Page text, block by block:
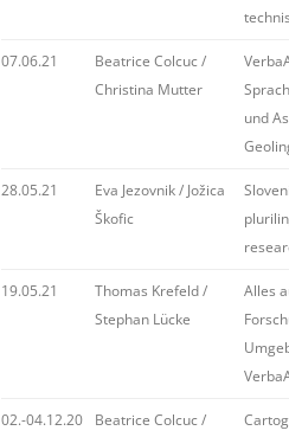
07.06.21
Beatrice Colcuc /
Christina Mutter
und
28.05.21
Eva Jezovnik / Jožica
Škofic
19.05.21
Thomas Krefeld /
Stephan Lücke
Alles
02.-04.12.20
Beatrice Colcuc /